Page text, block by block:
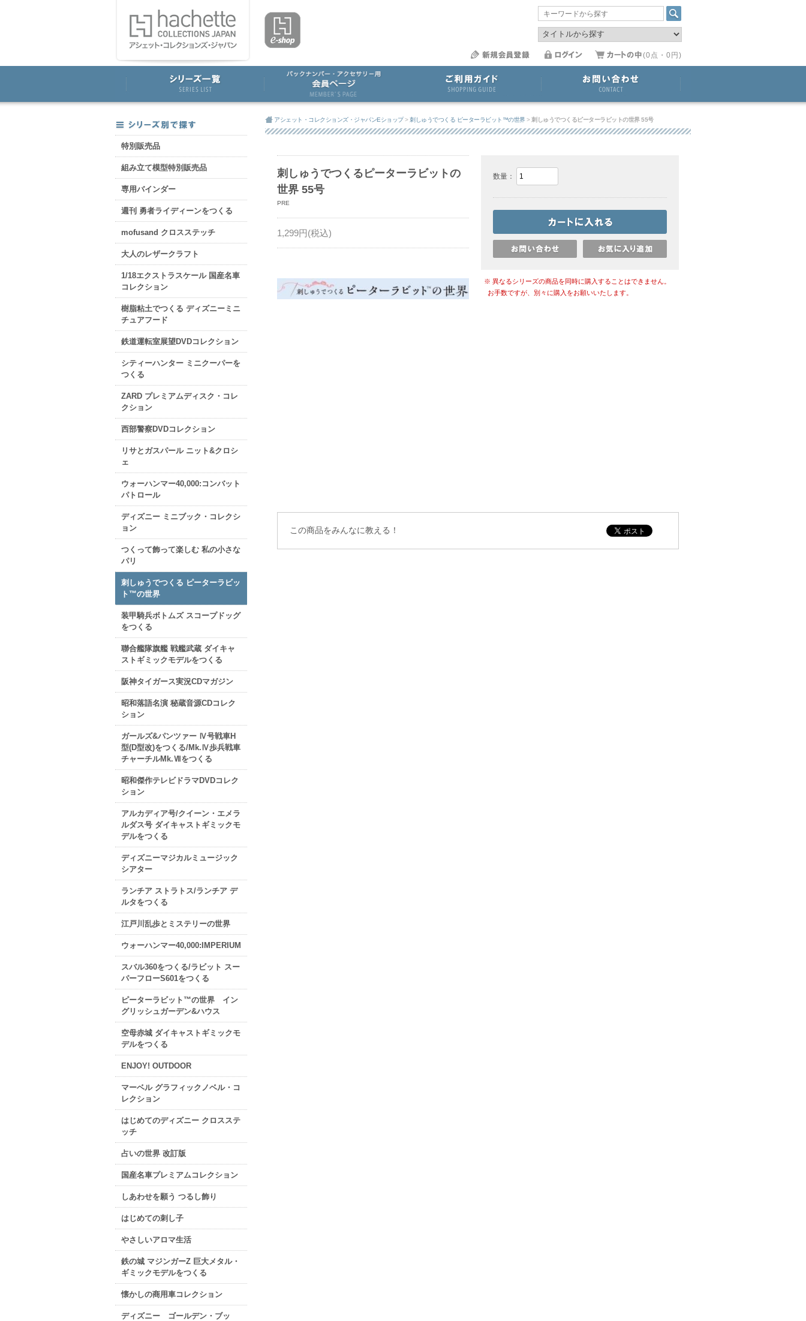
(0点・0円)
特別販売品
組み立て模型特別販売品
専用バインダー
週刊 勇者ライディーンをつくる
mofusand クロスステッチ
大人のレザークラフト
1/18エクストラスケール 国産名車
コレクション
樹脂粘土でつくる ディズニーミニ
チュアフード
鉄道運転室展望DVDコレクション
シティーハンター ミニクーパーを
つくる
ZARD プレミアムディスク・コレ
クション
西部警察DVDコレクション
リサとガスパール ニット&クロシ
ェ
ウォーハンマー40,000:コンバット
パトロール
ディズニー ミニブック・コレクシ
ョン
つくって飾って楽しむ 私の小さな
パリ
刺しゅうでつくる ピーターラビッ
ト™の世界
装甲騎兵ボトムズ スコープドッグ
をつくる
聯合艦隊旗艦 戦艦武蔵 ダイキャ
ストギミックモデルをつくる
阪神タイガース実況CDマガジン
昭和落語名演 秘蔵音源CDコレク
ション
ガールズ&パンツァー Ⅳ号戦車H
型(D型改)をつくる/Mk.Ⅳ歩兵戦車
チャーチルMk.Ⅶをつくる
昭和傑作テレビドラマDVDコレク
ション
アルカディア号/クイーン・エメラ
ルダス号 ダイキャストギミックモ
デルをつくる
ディズニーマジカルミュージック
シアター
ランチア ストラトス/ランチア デ
ルタをつくる
江戸川乱歩とミステリーの世界
ウォーハンマー40,000:IMPERIUM
スバル360をつくる/ラビット スー
パーフローS601をつくる
ピーターラビット™の世界 イン
グリッシュガーデン&ハウス
空母赤城 ダイキャストギミックモ
デルをつくる
ENJOY! OUTDOOR
マーベル グラフィックノベル・コ
レクション
はじめてのディズニー クロスステ
ッチ
占いの世界 改訂版
国産名車プレミアムコレクション
しあわせを願う つるし飾り
はじめての刺し子
やさしいアロマ生活
鉄の城 マジンガーZ 巨大メタル・
ギミックモデルをつくる
懐かしの商用車コレクション
ディズニー ゴールデン・ブッ
アシェット・コレクションズ・ジャパンEショップ>刺しゅうでつくる ピーターラビット™の世界 >刺しゅうでつくるピーターラビットの世界 55号
刺しゅうでつくるピーターラビットの
世界 55号
PRE
1,299円(税込)
数量：
※ 異なるシリーズの商品を同時に購入することはできません。
お手数ですが、別々に購入をお願いいたします。
この商品をみんなに教える！